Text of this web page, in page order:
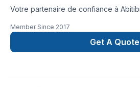
Votre partenaire de confiance à
Lac-Saint-Jean : CROY Architecture
Architecte, Architecture, prêt à
Member Since 2017
Get A Quote